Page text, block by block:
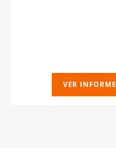
VER INFORME